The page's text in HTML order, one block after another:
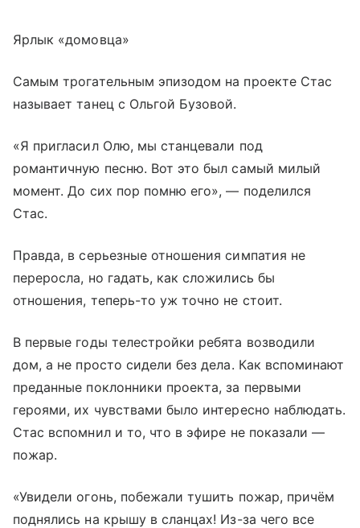
Ярлык «домовца»
Самым трогательным эпизодом на проекте Стас
называет танец с Ольгой Бузовой.
«Я пригласил Олю, мы станцевали под
романтичную песню. Вот это был самый милый
момент. До сих пор помню его», — поделился
Стас.
Правда, в серьезные отношения симпатия не
переросла, но гадать, как сложились бы
отношения, теперь-то уж точно не стоит.
В первые годы телестройки ребята возводили
дом, а не просто сидели без дела. Как вспоминают
преданные поклонники проекта, за первыми
героями, их чувствами было интересно наблюдать.
Стас вспомнил и то, что в эфире не показали —
пожар.
«Увидели огонь, побежали тушить пожар, причём
поднялись на крышу в сланцах! Из-за чего все